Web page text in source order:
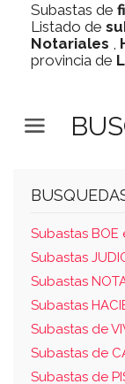
Subastas de
Listado de
Notariales ,
provincia de
Subastas BOE
Subastas
Subastas
Subastas
Subastas de
Subastas de
Subastas de